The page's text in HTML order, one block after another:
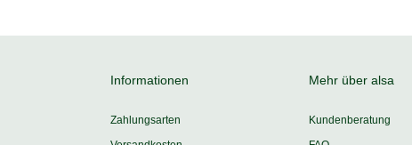
Informationen
Zahlungsarten
Mehr über alsa
Kundenberatung